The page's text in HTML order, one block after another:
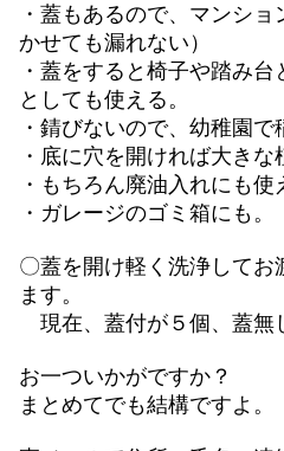
・蓋もあるので、マンシ
かせても漏れない）
・蓋をすると椅子や踏み
としても使える。
・錆びないので、幼稚園で
・底に穴を開ければ大き
・もちろん廃油入れにも使
・ガレージのゴミ箱にも。
〇蓋を開け軽く洗浄して
ます。
現在、蓋付が５個、蓋無
お一ついかがですか？
まとめてでも結構ですよ。